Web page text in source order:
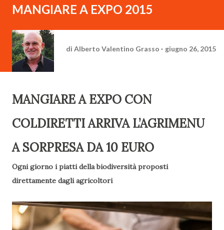
MANGIARE A EXPO 2015
di Alberto Valentino Grasso giugno 26, 2015
MANGIARE A EXPO CON
COLDIRETTI ARRIVA L’AGRIMENU
A SORPRESA DA 10 EURO
Ogni giorno i piatti della biodiversità proposti
direttamente dagli agricoltori